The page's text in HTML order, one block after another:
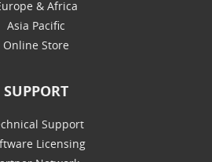
& Africa
Asia Pacific
Online Store
SUPPORT
Support
Licensing